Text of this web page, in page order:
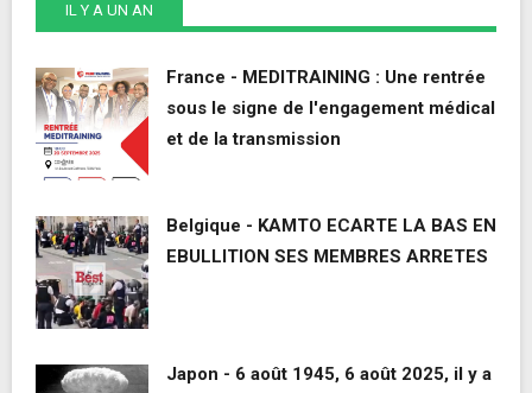
IL Y A UN AN
France - MEDITRAINING : Une rentrée
sous le signe de l'engagement médical
et de la transmission
Belgique - KAMTO ECARTE LA BAS EN
EBULLITION SES MEMBRES ARRETES
Japon - 6 août 1945, 6 août 2025, il y a